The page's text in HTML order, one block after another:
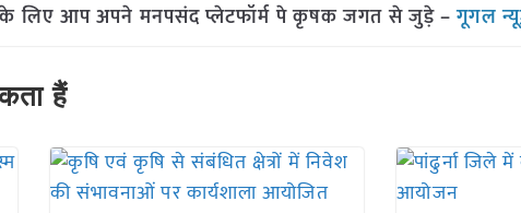
लिए आप अपने मनपसंद प्लेटफॉर्म पे कृषक जगत से जुड़े –गूगल
हैं